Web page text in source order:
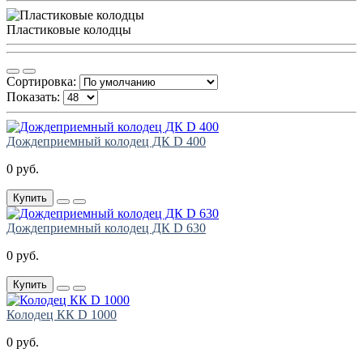
Пластиковые колодцы
Сортировка:
Показать:
Дождеприемный колодец ДК D 400
0 руб.
Купить
Дождеприемный колодец ДК D 630
0 руб.
Купить
Колодец КК D 1000
0 руб.